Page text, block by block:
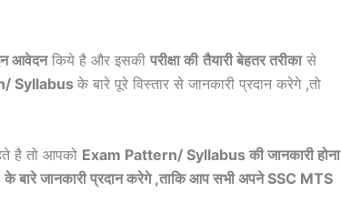
आवेदनकिये है और इसकी परीक्षा की तैयारी बेहतर तरीकासे
Syllabus के बारे पूरे विस्तार से जानकारी प्रदान करेगे ,तो
है तो आपको Exam Pattern/ Syllabus की जानकारी होना
जानकारी प्रदान करेगे ,ताकि आप सभी अपने SSC MTS